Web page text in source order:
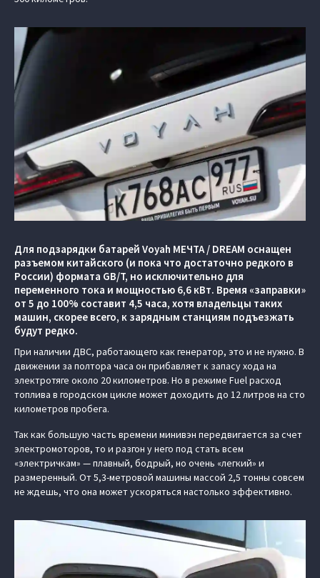
Для подзарядки батарей Voyah МЕЧТА / DREAM оснащен
разъемом китайского (и пока что достаточно редкого в
России) формата GB/T, но исключительно для
переменного тока и мощностью 6,6 кВт. Время «заправки»
от 5 до 100% составит 4,5 часа, хотя владельцы таких
машин, скорее всего, к зарядным станциям подъезжать
будут редко.
При наличии ДВС, работающего как генератор, это и не нужно. В
движении за полтора часа он прибавляет к запасу хода на
электротяге около 20 километров. Но в режиме Fuel расход
топлива в городском цикле может доходить до 12 литров на сто
километров пробега.
Так как большую часть времени минивэн передвигается за счет
электромоторов, то и разгон у него под стать всем
«электричкам» — плавный, бодрый, но очень «легкий» и
размеренный. От 5,3-метровой машины массой 2,5 тонны совсем
не ждешь, что она может ускоряться настолько эффективно.